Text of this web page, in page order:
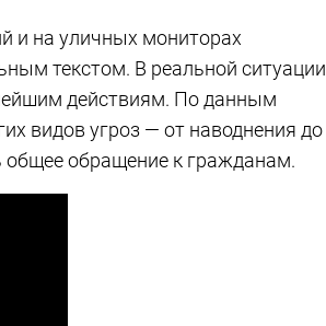
и на уличных мониторах
текстом. В реальной ситуации
действиям. По данным
видов угроз — от наводнения до
общее обращение к гражданам.